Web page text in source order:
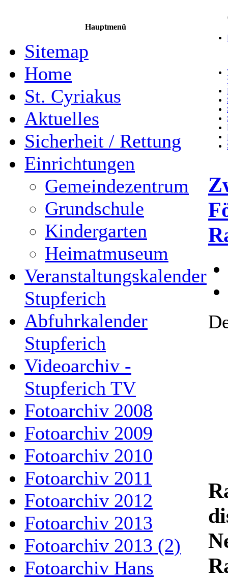
Hauptmenü
Sitemap
Home
St. Cyriakus
Aktuelles
Sicherheit / Rettung
Einrichtungen
Gemeindezentrum
Grundschule
Kindergarten
Heimatmuseum
Veranstaltungskalender
Stupferich
Abfuhrkalender
Stupferich
Videoarchiv -
Stupferich TV
Fotoarchiv 2008
Fotoarchiv 2009
Fotoarchiv 2010
Fotoarchiv 2011
Fotoarchiv 2012
Fotoarchiv 2013
Fotoarchiv 2013 (2)
Fotoarchiv Hans